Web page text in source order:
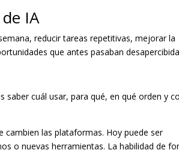
IA
reducir tareas repetitivas, mejorar la
que antes pasaban
saber cuál usar, para qué, en qué orden y
cambien las plataformas. Hoy puede ser
o nuevas herramientas. La habilidad de